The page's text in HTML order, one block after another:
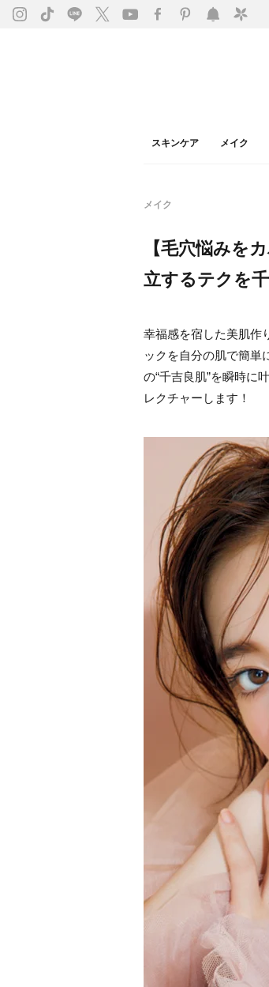
スキンケア メイク
メイク
【毛穴悩みを
立するテクを
幸福感を宿した美肌作
ックを自分の肌で簡単
の“千吉良肌”を瞬時に
レクチャーします！